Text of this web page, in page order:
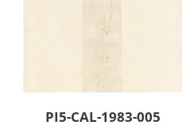
PI5-CAL-1983-005